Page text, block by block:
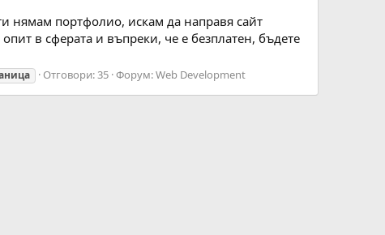
нямам портфолио, искам да направя сайт
в сферата и въпреки, че е безплатен, бъдете
Отговори: 35 Форум:Web Development